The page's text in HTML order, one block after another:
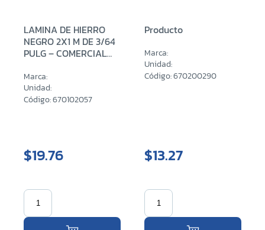
LAMINA DE HIERRO
NEGRO 2X1 M DE 3/64
PULG – COMERCIAL
Marca:
Unidad:
Código: 670102057
$19.76
Producto
Marca:
Unidad:
Código: 670200290
$13.27